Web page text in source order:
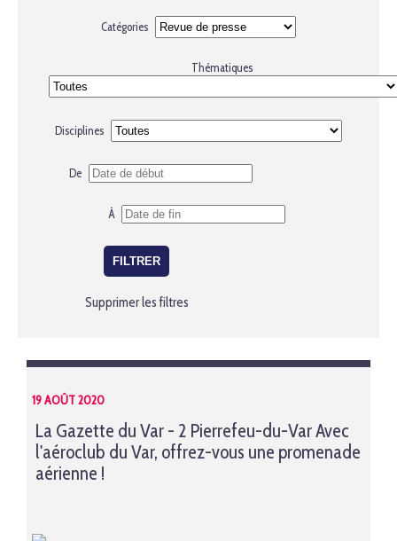
Catégories
Thématiques
Disciplines
De
À
Supprimer les filtres
19 AOÛT 2020
La Gazette du Var - 2 Pierrefeu-du-Var Avec
l'aéroclub du Var, offrez-vous une promenade
aérienne !